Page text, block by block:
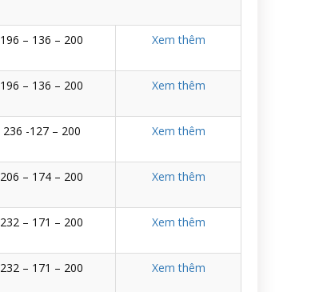
196 – 136 – 200 Xem thêm
196 – 136 – 200 Xem thêm
236 -127 – 200 Xem thêm
206 – 174 – 200 Xem thêm
232 – 171 – 200 Xem thêm
232 – 171 – 200 Xem thêm